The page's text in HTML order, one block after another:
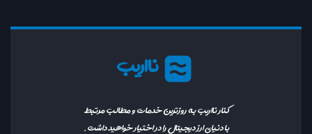
نااریب
کنار نااریب به روزترین خدمات و مطالب مرتبط
با دنیای ارز دیجیتال را در اختیار خواهید داشت.